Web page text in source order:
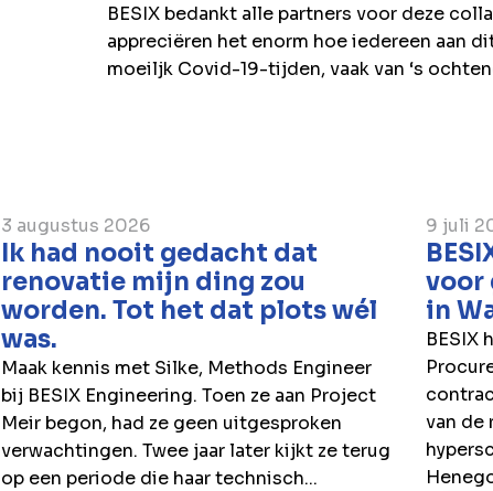
BESIX bedankt alle partners voor deze
appreciëren het enorm hoe iedereen aan
moeiljk Covid-19-tijden, vaak van ‘s
3 augustus 2026
Ik had nooit gedacht dat
renovatie mijn ding zou
worden. Tot het dat plots wél
was.
Maak kennis met Silke, Methods Engineer
bij BESIX Engineering. Toen ze aan Project
Meir begon, had ze geen uitgesproken
verwachtingen. Twee jaar later kijkt ze terug
op een periode die haar technisch...
9 juli
voor
in
BESIX
van de